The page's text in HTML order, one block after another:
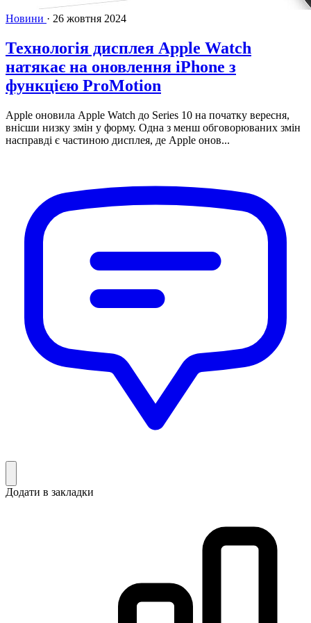
Новини · 26 жовтня 2024
Технологія дисплея Apple Watch
натякає на оновлення iPhone з
функцією ProMotion
Apple оновила Apple Watch до Series 10 на початку вересня,
внісши низку змін у форму. Одна з менш обговорюваних змін
насправді є частиною дисплея, де Apple онов...
Додати в закладки